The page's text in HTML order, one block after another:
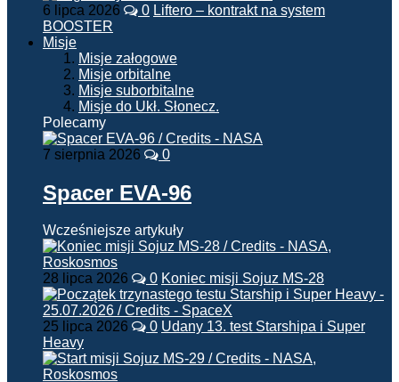
6 lipca 2026 0 Liftero – kontrakt na system
BOOSTER
Misje
Misje załogowe
Misje orbitalne
Misje suborbitalne
Misje do Ukł. Słonecz.
Polecamy
7 sierpnia 2026 0
Spacer EVA-96
Wcześniejsze artykuły
28 lipca 2026 0 Koniec misji Sojuz MS-28
25 lipca 2026 0 Udany 13. test Starshipa i Super
Heavy